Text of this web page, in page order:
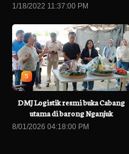
1/18/2022 11:37:00 PM
5
DMJ Logistik resmi buka Cabang
utama di barong Nganjuk
8/01/2026 04:18:00 PM